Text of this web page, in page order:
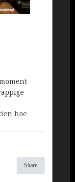
hoe
Share